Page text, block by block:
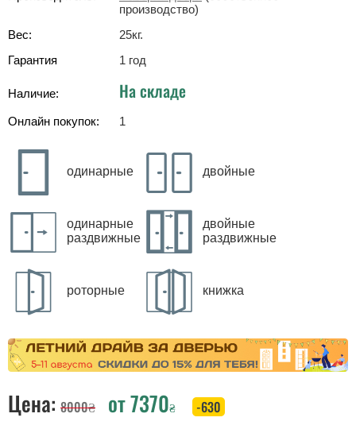
производство)
Вес:
25кг.
Гарантия
1 год
Наличие: На складе
Онлайн покупок: 1
одинарные двойные
одинарные
раздвижные
двойные
раздвижные
роторные книжка
Цена: 8000₴ от7370₴ -630